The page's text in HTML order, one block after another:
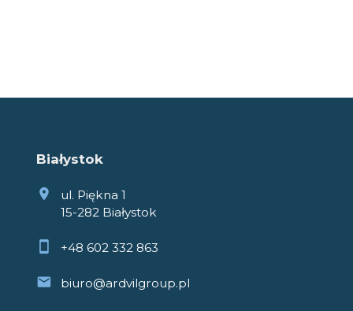
Białystok
ul. Piękna 1
15-282 Białystok
+48 602 332 863
biuro@ardvilgroup.pl